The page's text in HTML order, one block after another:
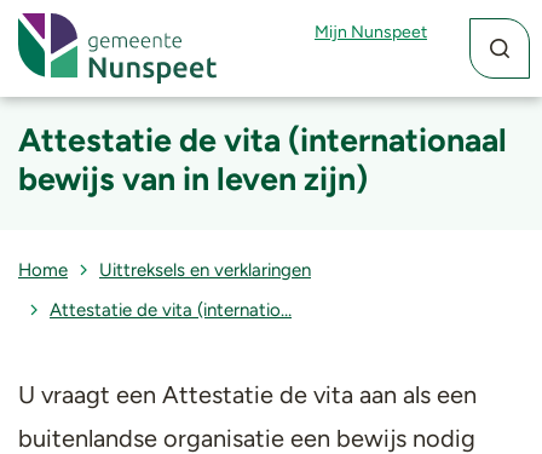
Mijn Nunspeet
Attestatie de vita (internationaal
bewijs van in leven zijn)
Home
Uittreksels en verklaringen
Attestatie de vita (internatio…
​U vraagt een Attestatie de vita aan als een
buitenlandse organisatie een bewijs nodig